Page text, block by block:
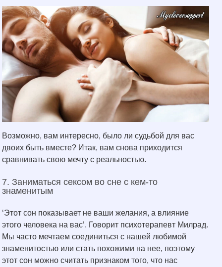
Возможно, вам интересно, было ли судьбой для вас
двоих быть вместе? Итак, вам снова приходится
сравнивать свою мечту с реальностью.
7. Заниматься сексом во сне с кем-то
знаменитым
‘Этот сон показывает не ваши желания, а влияние
этого человека на вас’. Говорит психотерапевт Милрад.
Мы часто мечтаем соединиться с нашей любимой
знаменитостью или стать похожими на нее, поэтому
этот сон можно считать признаком того, что нас